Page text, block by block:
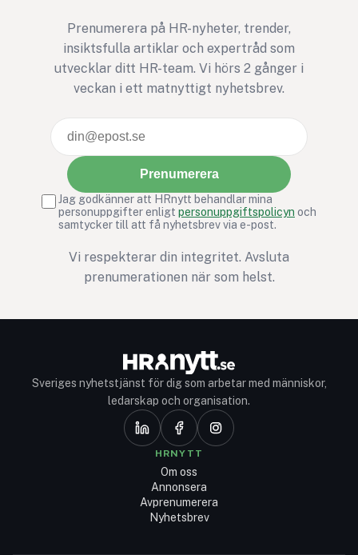
gemensamt syfte.
Prenumerera på HR-nyheter, trender,
insiktsfulla artiklar och expertråd som
utvecklar ditt HR-team. Vi hörs 2 gånger i
veckan i ett matnyttigt nyhetsbrev.
Prenumerera
Jag godkänner att HRnytt behandlar mina
personuppgifter enligt personuppgiftspolicyn och
samtycker till att få nyhetsbrev via e-post.
Vi respekterar din integritet. Avsluta
prenumerationen när som helst.
Sveriges nyhetstjänst för dig som arbetar med människor,
ledarskap och organisation.
HRNYTT
Om oss
Annonsera
Avprenumerera
Nyhetsbrev